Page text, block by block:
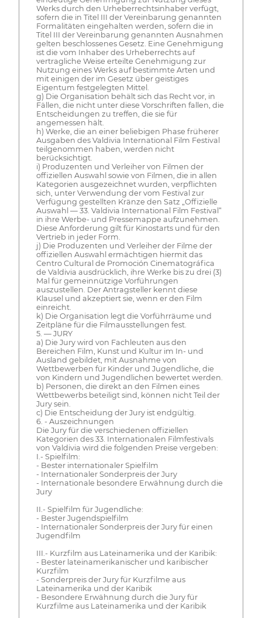
Werks durch den Urheberrechtsinhaber verfügt,
sofern die in Titel III der Vereinbarung genannten
Formalitäten eingehalten werden, sofern die in
Titel III der Vereinbarung genannten Ausnahmen
gelten beschlossenes Gesetz. Eine Genehmigung
ist die vom Inhaber des Urheberrechts auf
vertragliche Weise erteilte Genehmigung zur
Nutzung eines Werks auf bestimmte Arten und
mit einigen der im Gesetz über geistiges
Eigentum festgelegten Mittel.
g) Die Organisation behält sich das Recht vor, in
Fällen, die nicht unter diese Vorschriften fallen, die
Entscheidungen zu treffen, die sie für
angemessen hält.
h) Werke, die an einer beliebigen Phase früherer
Ausgaben des Valdivia International Film Festival
teilgenommen haben, werden nicht
berücksichtigt.
i) Produzenten und Verleiher von Filmen der
offiziellen Auswahl sowie von Filmen, die in allen
Kategorien ausgezeichnet wurden, verpflichten
sich, unter Verwendung der vom Festival zur
Verfügung gestellten Kränze den Satz „Offizielle
Auswahl — 33. Valdivia International Film Festival“
in ihre Werbe- und Pressemappe aufzunehmen.
Diese Anforderung gilt für Kinostarts und für den
Vertrieb in jeder Form.
j) Die Produzenten und Verleiher der Filme der
offiziellen Auswahl ermächtigen hiermit das
Centro Cultural de Promoción Cinematográfica
de Valdivia ausdrücklich, ihre Werke bis zu drei (3)
Mal für gemeinnützige Vorführungen
auszustellen. Der Antragsteller kennt diese
Klausel und akzeptiert sie, wenn er den Film
einreicht.
k) Die Organisation legt die Vorführräume und
Zeitpläne für die Filmausstellungen fest.
5. — JURY
a) Die Jury wird von Fachleuten aus den
Bereichen Film, Kunst und Kultur im In- und
Ausland gebildet, mit Ausnahme von
Wettbewerben für Kinder und Jugendliche, die
von Kindern und Jugendlichen bewertet werden.
b) Personen, die direkt an den Filmen eines
Wettbewerbs beteiligt sind, können nicht Teil der
Jury sein.
c) Die Entscheidung der Jury ist endgültig.
6. - Auszeichnungen
Die Jury für die verschiedenen offiziellen
Kategorien des 33. Internationalen Filmfestivals
von Valdivia wird die folgenden Preise vergeben:
I.- Spielfilm:
- Bester internationaler Spielfilm
- Internationaler Sonderpreis der Jury
- Internationale besondere Erwähnung durch die
Jury
II.- Spielfilm für Jugendliche:
- Bester Jugendspielfilm
- Internationaler Sonderpreis der Jury für einen
Jugendfilm
III.- Kurzfilm aus Lateinamerika und der Karibik:
- Bester lateinamerikanischer und karibischer
Kurzfilm
- Sonderpreis der Jury für Kurzfilme aus
Lateinamerika und der Karibik
- Besondere Erwähnung durch die Jury für
Kurzfilme aus Lateinamerika und der Karibik